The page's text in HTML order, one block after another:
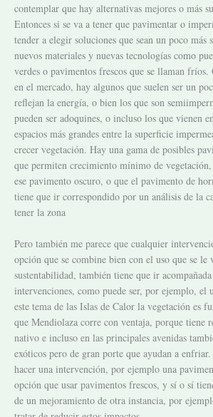
contemplar que hay alternativas mejores o más
Entonces si se va a tener que pavimentar o
tender a elegir soluciones que sean un poco más
nuevos materiales y nuevas tecnologías como
verdes o pavimentos frescos que se llaman fríos.
en el mercado, hay algunos que suelen ser un
reflejan la energía, o bien los que son
pueden ser adoquines, o incluso los que vienen
espacios más grandes entre la superficie
crecer vegetación. Hay una gama de posibles
que permiten crecimiento mínimo de
ese pavimento oscuro, o que el pavimento de
tiene que ir correspondido por un análisis de la
tener la zona
Pero también me parece que cualquier
opción que se combine bien con el uso que se le
sustentabilidad, también tiene que ir
intervenciones, como puede ser, por ejemplo, el
este tema de las Islas de Calor la vegetación es
que Mendiolaza corre con ventaja, porque tiene
nativo e incluso en las principales avenidas
exóticos pero de gran porte que ayudan a
hacer una intervención, por ejemplo una
opción que usar pavimentos frescos, y sí o sí
de un mejoramiento de otra instancia, por